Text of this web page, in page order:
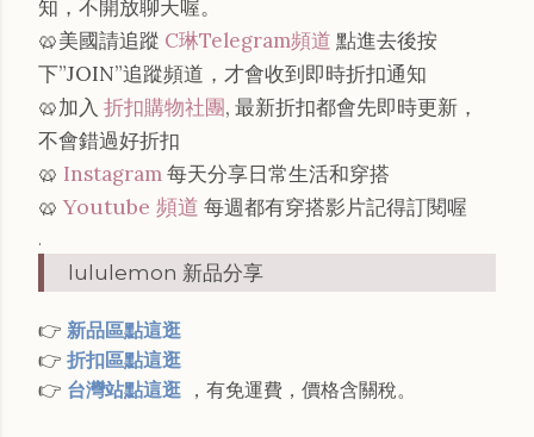
知，不開放聊天喔。
🥨美國請追蹤 C琳Telegram頻道 點進去後按
下”JOIN”追蹤頻道，才會收到即時折扣通知
🥨加入 折扣購物社團, 最新折扣都會先即時更新，
不會錯過好折扣
🥨 Instagram每天分享日常生活和穿搭
🥨 Youtube 頻道 每週都有穿搭影片記得訂閱喔
.
lululemon 新品分享
👉 新品區點這逛
👉 折扣區點這逛
👉 台灣站點這逛 ，有免運費，價格含關稅。